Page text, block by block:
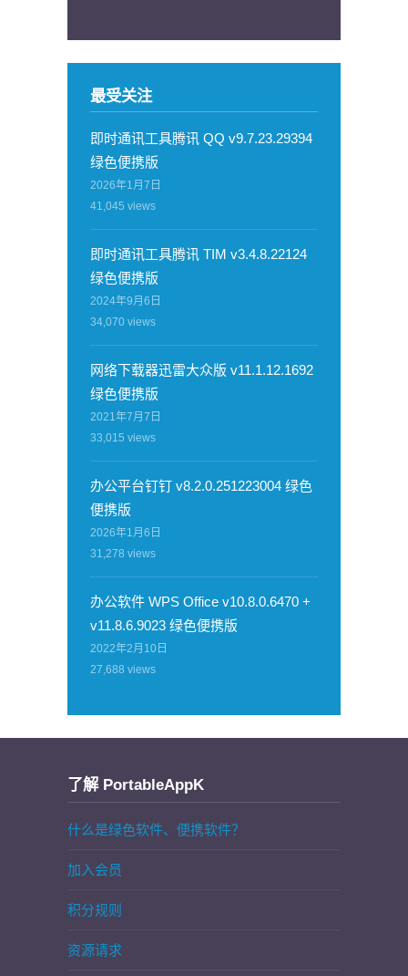
最受关注
即时通讯工具腾讯 QQ v9.7.23.29394
绿色便携版
2026年1月7日
41,045 views
即时通讯工具腾讯 TIM v3.4.8.22124
绿色便携版
2024年9月6日
34,070 views
网络下载器迅雷大众版 v11.1.12.1692
绿色便携版
2021年7月7日
33,015 views
办公平台钉钉 v8.2.0.251223004 绿色
便携版
2026年1月6日
31,278 views
办公软件 WPS Office v10.8.0.6470 +
v11.8.6.9023 绿色便携版
2022年2月10日
27,688 views
了解 PortableAppK
什么是绿色软件、便携软件？
加入会员
积分规则
资源请求